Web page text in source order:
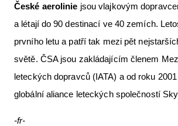
České aerolinie jsou vlajkovým
a létají do 90 destinací ve 40 zemích.
prvního letu a patří tak mezi pět
světě. ČSA jsou zakládajícím členem
leteckých dopravců (IATA) a od roku
globální aliance leteckých společností
-fr-